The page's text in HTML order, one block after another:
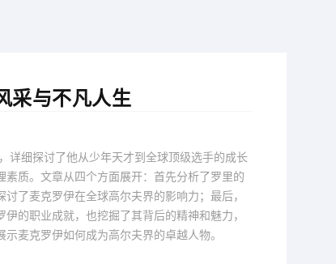
采与不凡人生
详细探讨了他从少年天才到全球顶级选手的成长
质。文章从四个方面展开：首先分析了罗里的
了麦克罗伊在全球高尔夫界的影响力；最后，
的职业成就，也挖掘了其背后的精神和魅力，
麦克罗伊如何成为高尔夫界的卓越人物。